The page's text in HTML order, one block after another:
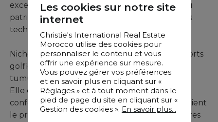
exceptionnelle, inspirée par l'infinie richesse du
patrimoine marocain et l'étude minutieuse des
techniques traditionnelles.
Nichée au coeur d'un des plus prestigieux resorts
golfiques de la ville, à quelques minutes des
tumultes de Marrakech.
Elle est l'accord parfait entre grand luxe et
confort. Sa construction et son design lui octroient
le prestige et le luxe des plus grandes demeures
Les cookies sur notre site
internet
Christie's International Real Estate
Morocco utilise des cookies pour
personnaliser le contenu et vous
offrir une expérience sur mesure.
Vous pouvez gérer vos préférences
et en savoir plus en cliquant sur «
Réglages » et à tout moment dans le
pied de page du site en cliquant sur «
Gestion des cookies ». En savoir plus...